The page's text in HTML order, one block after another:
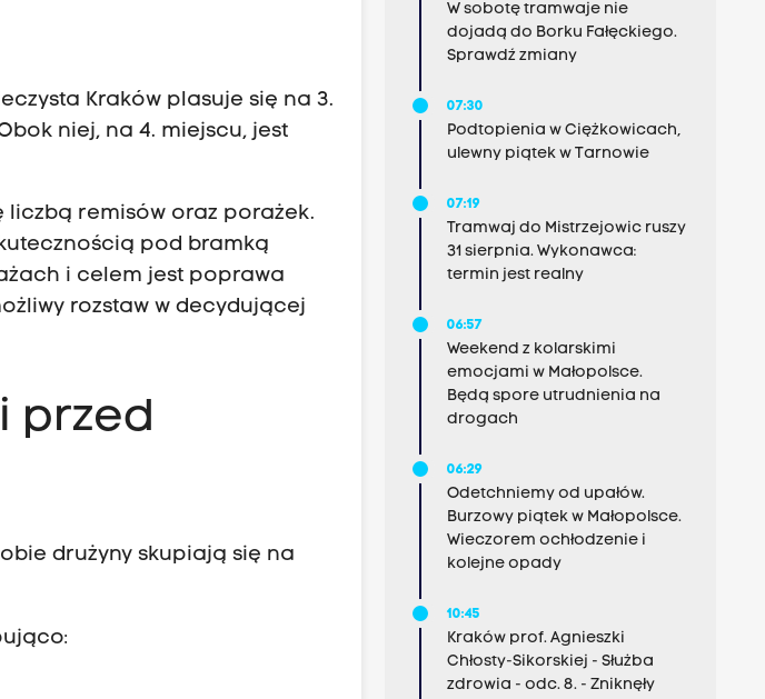
Kraków plasuje się na 3.
niej, na 4. miejscu, jest
liczbą remisów oraz porażek.
pod bramką
i celem jest poprawa
rozstaw w decydującej
przed
drużyny skupiają się na
W sobotę tramwaje nie
dojadą do Borku Fałęckiego.
Sprawdź zmiany
07:30
Podtopienia w Ciężkowicach,
ulewny piątek w Tarnowie
07:19
Tramwaj do Mistrzejowic ruszy
31 sierpnia. Wykonawca:
termin jest realny
06:57
Weekend z kolarskimi
emocjami w Małopolsce.
Będą spore utrudnienia na
drogach
06:29
Odetchniemy od upałów.
Burzowy piątek w Małopolsce.
Wieczorem ochłodzenie i
kolejne opady
10:45
Kraków prof. Agnieszki
Chłosty-Sikorskiej - Służba
zdrowia - odc. 8. - Zniknęły